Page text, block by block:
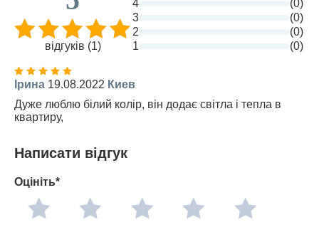
відгуків (1)
4
(0)
3
(0)
2
(0)
1
(0)
Ірина 19.08.2022 Киев
Дуже люблю білий колір, він додає світла і тепла в
квартиру,
Написати відгук
Оцініть*